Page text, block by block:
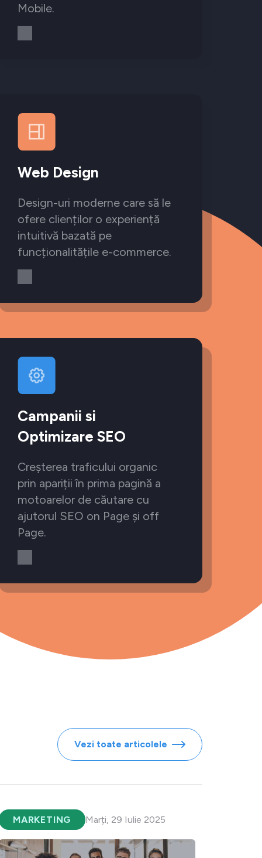
Mobile.
Web Design
Design-uri moderne care să le
ofere clienților o experiență
intuitivă bazată pe
funcționalitățile e-commerce.
Campanii si
Optimizare SEO
Creșterea traficului organic
prin apariții în prima pagină a
motoarelor de căutare cu
ajutorul SEO on Page și off
Page.
Vezi toate articolele
MARKETING Marți, 29 Iulie 2025